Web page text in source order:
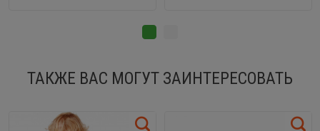
ТАКЖЕ ВАС МОГУТ ЗАИНТЕРЕСОВАТЬ